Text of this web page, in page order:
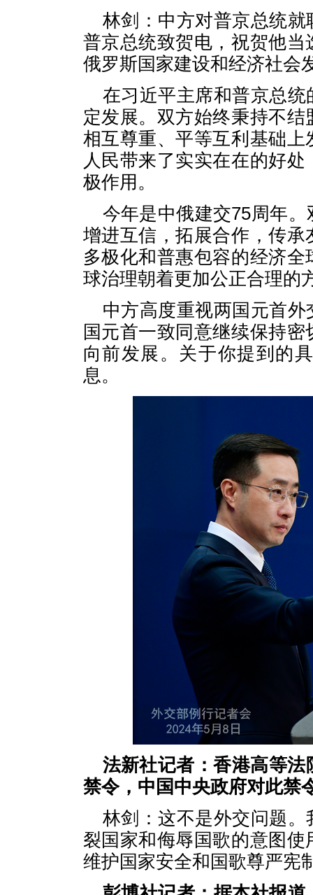
林剑：中方对普京总统
普京总统致贺电，祝贺他
俄罗斯国家建设和经济社会
在习近平主席和普京总
定发展。双方始终秉持不
相互尊重、平等互利基础
人民带来了实实在在的好
极作用。
今年是中俄建交75周年
增进互信，拓展合作，传
多极化和普惠包容的经济
球治理朝着更加公正合理的
中方高度重视两国元首
国元首一致同意继续保持
向前发展。关于你提到的
息。
法新社记者：香港高等
禁令，中国中央政府对此禁
林剑：这不是外交问题
裂国家和侮辱国歌的意图
维护国家安全和国歌尊严宪